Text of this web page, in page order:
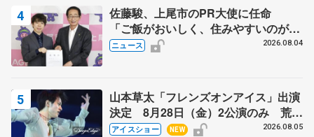
佐藤駿、上尾市のPR大使に任命
「ご飯がおいしく、住みやすいのが魅
力」
ニュース 2026.08.04
山本草太「フレンズオンアイス」出演
決定 8月28日（金）2公演のみ 荒川
静香さんプロデュース、20周年のアイ
アイスショー NEW 2026.08.05